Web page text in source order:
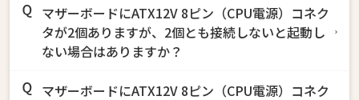
マザーボードにATX12V 8ピン（CPU電源）コネク
タが2個ありますが、2個とも接続しないと起動し
ない場合はありますか？
マザーボードにATX12V 8ピン（CPU電源）コネク